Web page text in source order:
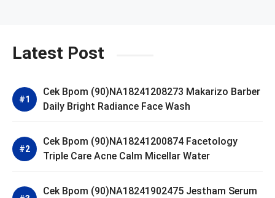
Latest Post
Cek Bpom (90)NA18241208273 Makarizo Barber
Daily Bright Radiance Face Wash
Cek Bpom (90)NA18241200874 Facetology
Triple Care Acne Calm Micellar Water
Cek Bpom (90)NA18241902475 Jestham Serum